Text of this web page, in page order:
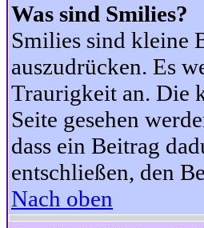
Was sind Smilies?
Smilies sind kleine
auszudrücken. Es
Traurigkeit an. Die
Seite gesehen
dass ein Beitrag
entschließen, den
Nach oben